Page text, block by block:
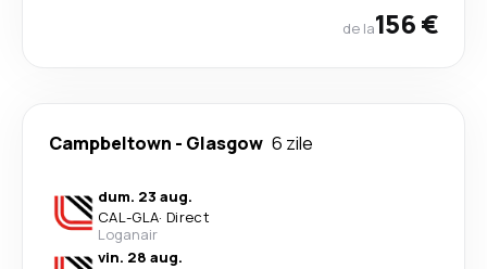
de la156 €
Campbeltown - Glasgow 6 zile
dum. 23 aug.
CAL-GLA· Direct
Loganair
vin. 28 aug.